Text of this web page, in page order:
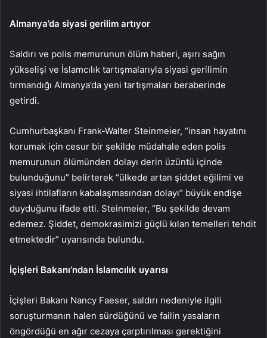
Almanya’da siyasi gerilim artıyor
Saldırı ve polis memurunun ölüm haberi, aşırı sağın
yükselişi ve İslamcılık tartışmalarıyla siyasi gerilimin
tırmandığı Almanya’da yeni tartışmaları beraberinde
getirdi.
Cumhurbaşkanı Frank-Walter Steinmeier, “insan hayatını
korumak için cesur bir şekilde müdahale eden polis
memurunun ölümünden dolayı derin üzüntü içinde
bulunduğunu” belirterek “ülkede artan şiddet eğilimi ve
siyasi ihtilafların kabalaşmasından dolayı” büyük endişe
duyduğunu ifade etti. Steinmeier, “Bu şekilde devam
edemez. Şiddet, demokrasimizi güçlü kılan temelleri tehdit
etmektedir” uyarısında bulundu.
İçişleri Bakanı’ndan İslamcılık uyarısı
İçişleri Bakanı Nancy Faeser, saldırı nedeniyle ilgili
soruşturmanın halen sürdüğünü ve failin yasaların
öngördüğü en ağır cezaya çarptırılması gerektiğini